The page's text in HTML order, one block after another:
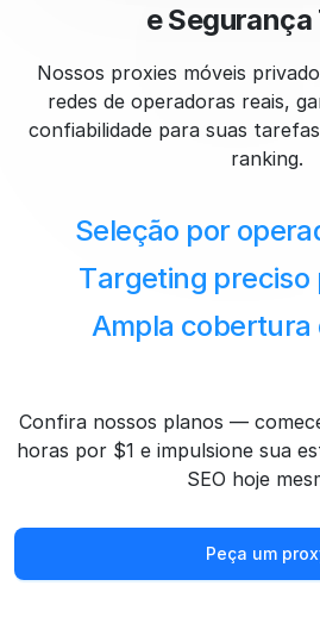
e
Nossos proxies móveis
redes de operadoras reais,
confiabilidade para suas
ranking.
Seleção por
Targeting preciso
Ampla cobertura
Confira nossos planos —
horas por $1 e impulsione sua
SEO hoje
Peça um